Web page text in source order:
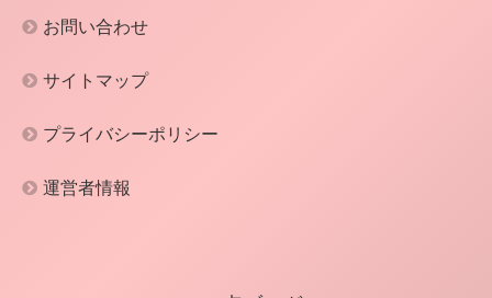
お問い合わせ
サイトマップ
プライバシーポリシー
運営者情報